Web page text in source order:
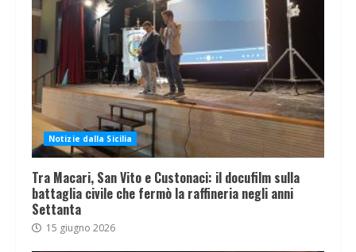
Notizie dalla Sicilia
Tra Macari, San Vito e Custonaci: il docufilm sulla
battaglia civile che fermò la raffineria negli anni
Settanta
15 giugno 2026